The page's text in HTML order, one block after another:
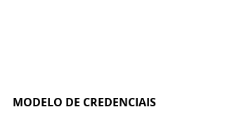
MODELO DE CREDENCIAIS